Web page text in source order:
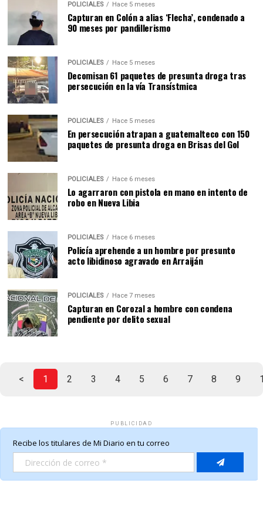
POLICIALES Hace 5 meses
Capturan en Colón a alias ‘Flecha’, condenado a
90 meses por pandillerismo
POLICIALES Hace 5 meses
Decomisan 61 paquetes de presunta droga tras
persecución en la vía Transístmica
POLICIALES Hace 5 meses
En persecución atrapan a guatemalteco con 150
paquetes de presunta droga en Brisas del Gol
POLICIALES Hace 6 meses
Lo agarraron con pistola en mano en intento de
robo en Nueva Libia
POLICIALES Hace 6 meses
Policía aprehende a un hombre por presunto
acto libidinoso agravado en Arraiján
POLICIALES Hace 7 meses
Capturan en Corozal a hombre con condena
pendiente por delito sexual
< 1 2 3 4 5 6 7 8 9
PUBLICIDAD